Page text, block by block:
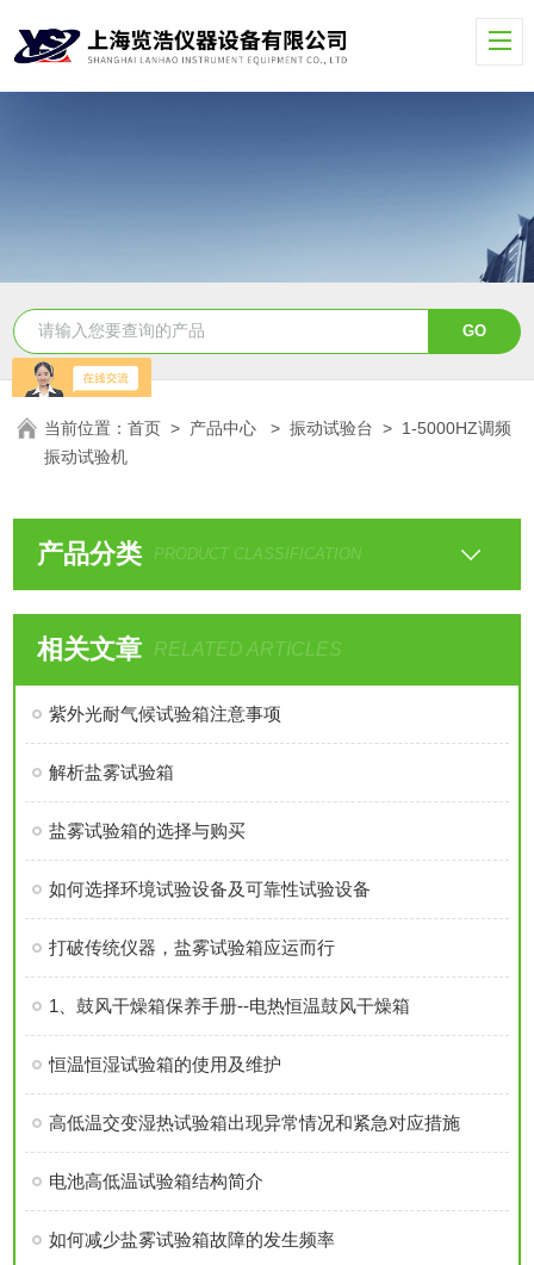
当前位置：首页 > 产品中心 >振动试验台 > 1-5000HZ调频
振动试验机
产品分类 PRODUCT CLASSIFICATION
相关文章 RELATED ARTICLES
紫外光耐气候试验箱注意事项
解析盐雾试验箱
盐雾试验箱的选择与购买
如何选择环境试验设备及可靠性试验设备
打破传统仪器，盐雾试验箱应运而行
1、鼓风干燥箱保养手册--电热恒温鼓风干燥箱
恒温恒湿试验箱的使用及维护
高低温交变湿热试验箱出现异常情况和紧急对应措施
电池高低温试验箱结构简介
如何减少盐雾试验箱故障的发生频率